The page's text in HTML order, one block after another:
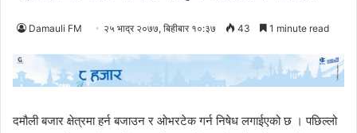
Damauli FM २५ भाद्र २०७७, बिहीबार १०:३७ 43 1 minute read
दमौली बजार क्षेत्रमा हर्न बजाउन र ओभरटेक गर्न निषेध लगाईएको छ । पछिल्लो